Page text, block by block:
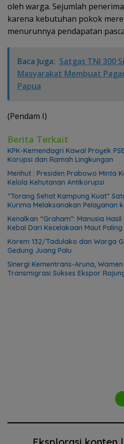
oleh warga. Sejumlah
karena kebutuhan pokok
menurunnya pendapatan
Baca Juga: Satgas TNI 300
Masyarakat Membuat
Papua
(Pendam I)
Berita Terkait
KPK-Kemendagri Kawal Proyek
Korupsi dan Ramah Lingkungan
Menhut : Presiden Prabowo Minta
Kelola Kehutanan Antikorupsi
“Torang Sehat Kampung Kuat”
Kurima Melaksanakan Pelayanan
Kenalkan “Graham”: Manusia
Kebal Dari Kecelakaan Maut Paling
Korem 132/Tadulako dan Warga
Gedung Juang Palu
Sinergi Kementrans-Aruna,
Transmigrasi Sukses Ekspor